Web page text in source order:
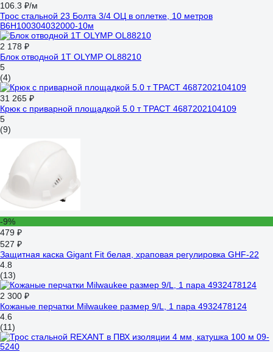
106.3 ₽/м
Трос стальной 23 Болта 3/4 ОЦ в оплетке, 10 метров
B6H100304032000-10м
2 178 ₽
Блок отводной 1Т OLYMP OL88210
5
(4)
31 265 ₽
Крюк с приварной площадкой 5.0 т ТРАСТ 4687202104109
5
(9)
-9%
479 ₽
527 ₽
Защитная каска Gigant Fit белая, храповая регулировка GHF-22
4.8
(13)
2 300 ₽
Кожаные перчатки Milwaukee размер 9/L, 1 пара 4932478124
4.6
(11)